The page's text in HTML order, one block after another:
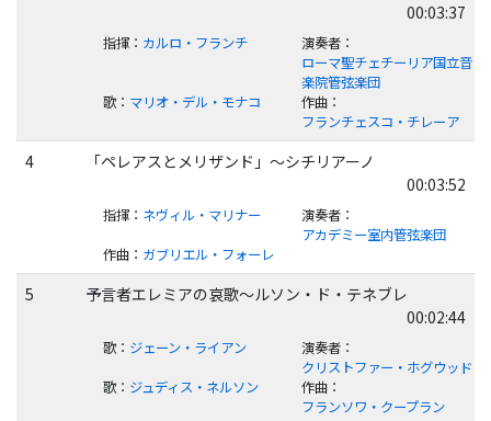
00:03:37
指揮： カルロ・フランチ 演奏者：
ローマ聖チェチーリア国立音
楽院管弦楽団
歌： マリオ・デル・モナコ 作曲：
フランチェスコ・チレーア
4
「ペレアスとメリザンド」～シチリアーノ
00:03:52
指揮： ネヴィル・マリナー 演奏者：
アカデミー室内管弦楽団
作曲： ガブリエル・フォーレ
5
予言者エレミアの哀歌～ルソン・ド・テネブレ
00:02:44
歌： ジェーン・ライアン 演奏者：
クリストファー・ホグウッド
歌： ジュディス・ネルソン 作曲：
フランソワ・クープラン